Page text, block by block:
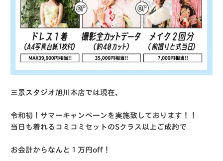
三景スタジオ旭川本店では現在、
令和初！サマーキャンペーンを実施致しております！！
当日も着れるコミコミセットのSクラス以上ご成約で
お会計からなんと１万円off！